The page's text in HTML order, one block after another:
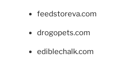
feedstoreva.com
drogopets.com
ediblechalk.com